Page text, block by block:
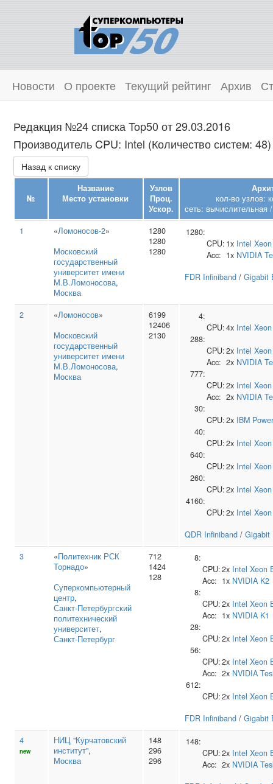
Новости О проекте Текущий рейтинг Архив
Редакция №24 списка Top50 от 29.03.2016
Производитель CPU: Intel (Количество систем: 48)
Назад к списку
№
Название
Место установки
Узлов
Проц.
Ускор.
кол-во узлов:
сеть: вычислительная
1
«Ломоносов-2»
Московский
государственный
университет имени
М.В.Ломоносова,
Москва
1280
1280
1280
1280:
CPU: 1x Intel
Acc: 1x NVIDIA
FDR Infiniband / Gigabit
2 «Ломоносов»
Московский
государственный
университет имени
М.В.Ломоносова,
Москва
6199
12406
2130
4:
CPU:4x Intel
288:
CPU:2x Intel
Acc: 2x NVIDIA
777:
CPU:2x Intel
Acc: 2x NVIDIA
30:
CPU:2x IBM
40:
CPU:2x Intel
640:
CPU:2x Intel
260:
CPU:2x Intel
4160:
CPU:2x Intel
QDR Infiniband / Gigabit
3
«Политехник РСК
Торнадо»
Суперкомпьютерный
центр,
Санкт‑Петербургский
политехнический
университет,
Санкт-Петербург
712
1424
128
8:
CPU:2x Intel Xeon
Acc: 1x NVIDIA K2
8:
CPU:2x Intel Xeon
Acc: 1x NVIDIA K1
28:
CPU:2x Intel Xeon
56:
CPU:2x Intel Xeon
Acc: 2x NVIDIA
612:
CPU:2x Intel Xeon
FDR Infiniband / Gigabit
4
new
НИЦ "Курчатовский
институт",
Москва
148
296
296
148:
CPU:2x Intel Xeon
Acc: 2x NVIDIA